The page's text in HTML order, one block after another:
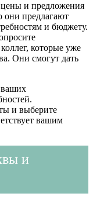
и предложения
они предлагают
и бюджету.
которые уже
Они смогут дать
ваших
и выберите
вашим
и